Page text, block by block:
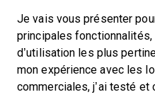
Je vais vous présenter
principales
d’utilisation les plus
mon expérience avec les
commerciales, j’ai testé et